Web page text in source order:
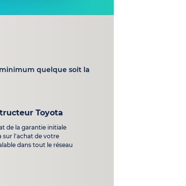
minimum quelque soit la
Toyota
de la garantie initiale
sur l'achat de votre
dans tout le réseau